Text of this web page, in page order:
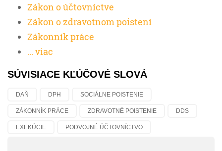
Zákon o účtovníctve
Zákon o zdravotnom poistení
Zákonník práce
... viac
SÚVISIACE KĽÚČOVÉ SLOVÁ
DAŇ DPH SOCIÁLNE POISTENIE
ZÁKONNÍK PRÁCE ZDRAVOTNÉ POISTENIE DDS
EXEKÚCIE PODVOJNÉ ÚČTOVNÍCTVO